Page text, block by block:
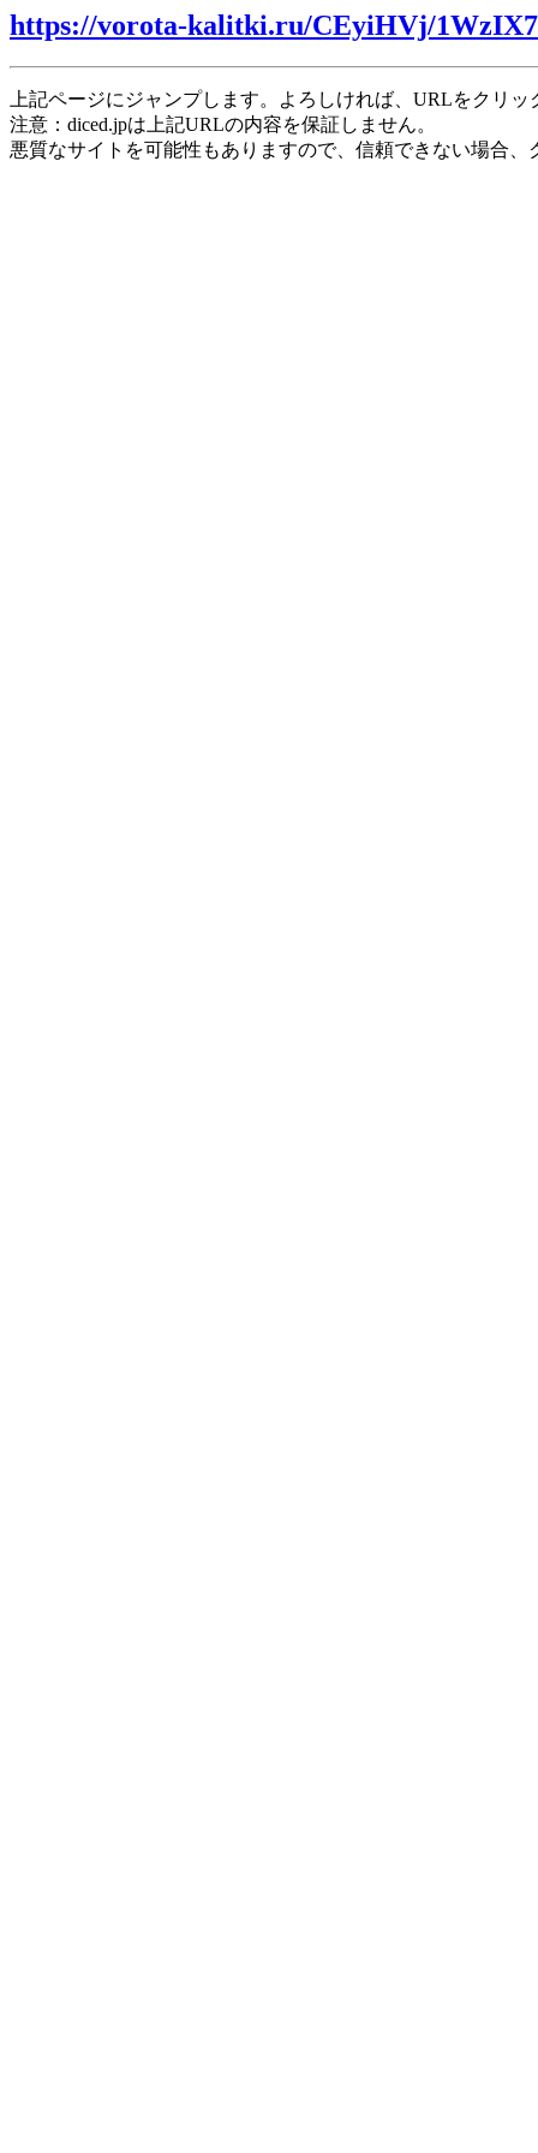
https://vorota-kalitki.ru/CEyiHVj/
上記ページにジャンプします。よろしければ、URLをクリ
注意：diced.jpは上記URLの内容を保証しません。
悪質なサイトを可能性もありますので、信頼できない場合、